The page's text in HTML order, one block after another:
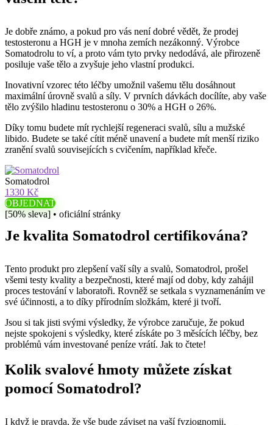
Je dobře známo, a pokud pro vás není dobré vědět, že prodej
testosteronu a HGH je v mnoha zemích nezákonný. Výrobce
Somatodrolu to ví, a proto vám tyto prvky nedodává, ale přirozeně
posiluje vaše tělo a zvyšuje jeho vlastní produkci.
Inovativní vzorec této léčby umožnil vašemu tělu dosáhnout
maximální úrovně svalů a síly. V prvních dávkách docílíte, aby vaše
tělo zvýšilo hladinu testosteronu o 30% a HGH o 26%.
Díky tomu budete mít rychlejší regeneraci svalů, sílu a mužské
libido. Budete se také cítit méně unavení a budete mít menší riziko
zranění svalů souvisejících s cvičením, například křeče.
Somatodrol
1330 Kč
OBJEDNAT
[50% sleva] • oficiální stránky
Je kvalita Somatodrol certifikována?
Tento produkt pro zlepšení vaší síly a svalů, Somatodrol, prošel
všemi testy kvality a bezpečnosti, které mají od doby, kdy zahájil
proces testování v laboratoři. Rovněž se setkala s vyznamenáním ve
své účinnosti, a to díky přírodním složkám, které ji tvoří.
Jsou si tak jisti svými výsledky, že výrobce zaručuje, že pokud
nejste spokojeni s výsledky, které získáte po 3 měsících léčby, bez
problémů vám investované peníze vrátí. Jak to čtete!
Kolik svalové hmoty můžete získat
pomocí Somatodrol?
I když je pravda, že vše bude záviset na vaší fyziognomii,